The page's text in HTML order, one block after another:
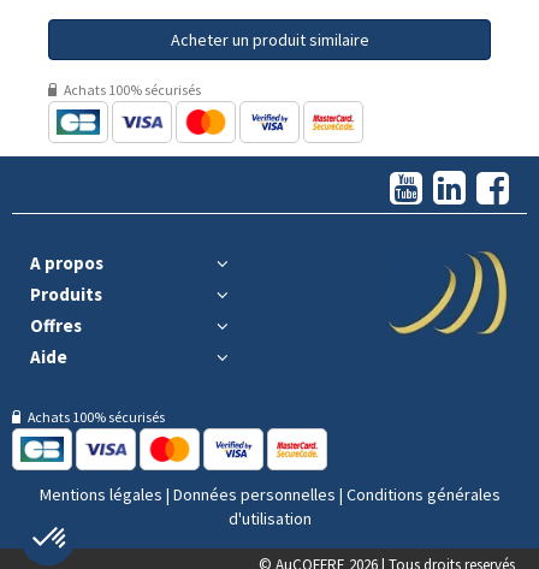
Acheter un produit similaire
Achats 100% sécurisés
A propos
Produits
Offres
Aide
Achats 100% sécurisés
Mentions légales | Données personnelles | Conditions générales
d'utilisation
© AuCOFFRE 2026 | Tous droits reservés